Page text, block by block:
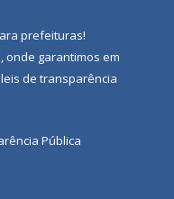
prefeituras!
onde garantimos em
leis de transparência
Pública